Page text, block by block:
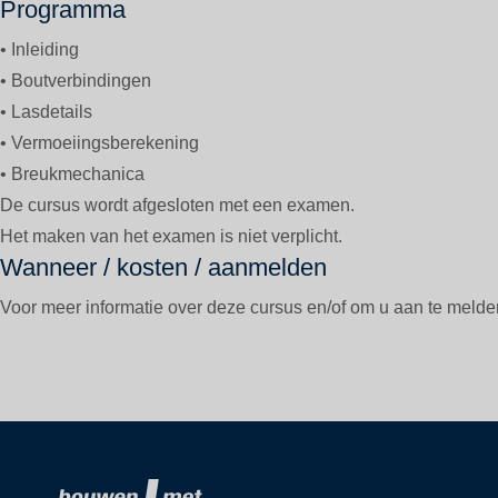
Programma
• Inleiding
• Boutverbindingen
• Lasdetails
• Vermoeiingsberekening
• Breukmechanica
De cursus wordt afgesloten met een examen.
Het maken van het examen is niet verplicht.
Wanneer / kosten / aanmelden
Voor meer informatie over deze cursus en/of om u aan te